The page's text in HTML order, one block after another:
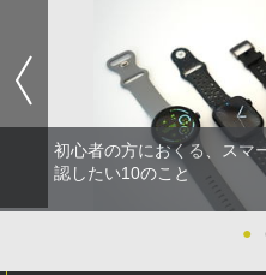
初心者の方におくる、スマ
認したい10のこと
●